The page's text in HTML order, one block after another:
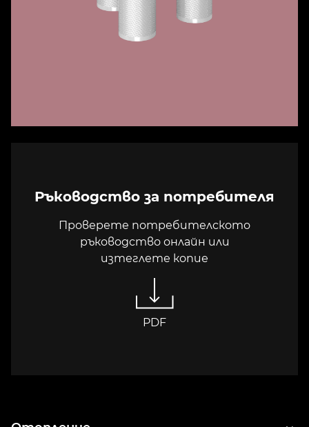
Ръководство за потребителя
Проверете потребителското
ръководство онлайн или
изтеглете копие
PDF